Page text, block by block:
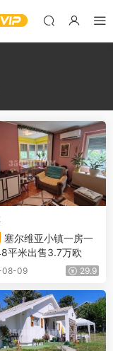
塞尔维亚小镇一房一
平米出售3.7万欧
08-09 29.9